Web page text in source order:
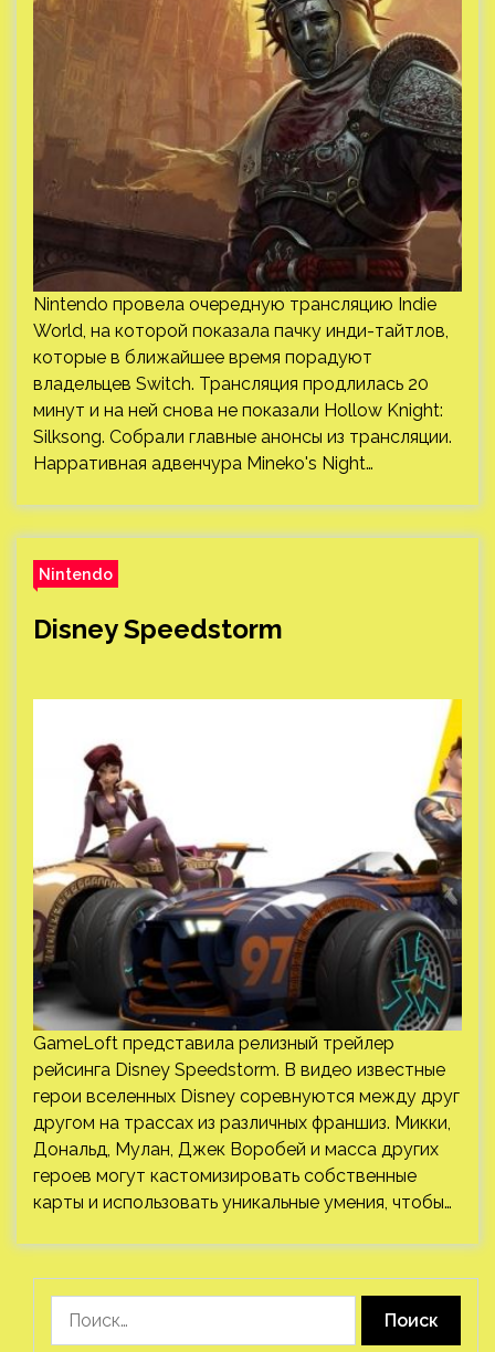
Nintendo провела очередную трансляцию Indie
World, на которой показала пачку инди-тайтлов,
которые в ближайшее время порадуют
владельцев Switch. Трансляция продлилась 20
минут и на ней снова не показали Hollow Knight:
Silksong. Собрали главные анонсы из трансляции.
Нарративная адвенчура Mineko's Night…
Nintendo
Disney Speedstorm
GameLoft представила релизный трейлер
рейсинга Disney Speedstorm. В видео известные
герои вселенных Disney соревнуются между друг
другом на трассах из различных франшиз. Микки,
Дональд, Мулан, Джек Воробей и масса других
героев могут кастомизировать собственные
карты и использовать уникальные умения, чтобы…